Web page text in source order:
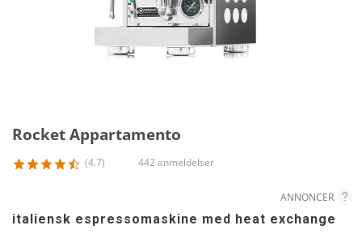
Rocket Appartamento
(4.7) 442 anmeldelser
ANNONCER
italiensk espressomaskine med heat exchange